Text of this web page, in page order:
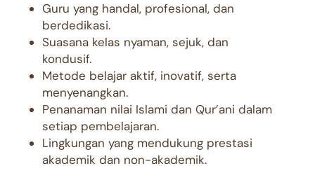
Guru yang handal, profesional, dan
berdedikasi.
Suasana kelas nyaman, sejuk, dan
kondusif.
Metode belajar aktif, inovatif, serta
menyenangkan.
Penanaman nilai Islami dan Qur’ani dalam
setiap pembelajaran.
Lingkungan yang mendukung prestasi
akademik dan non-akademik.